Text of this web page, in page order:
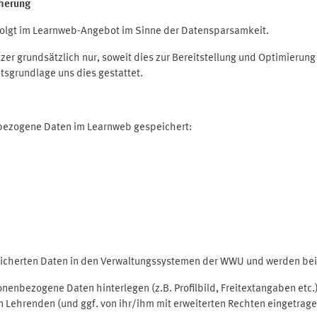
im Learnweb-Angebot im Sinne der Datensparsamkeit.
grundsätzlich nur, soweit dies zur Bereitstellung und
uns dies gestattet.
Daten im Learnweb gespeichert:
Daten in den Verwaltungssystemen der WWU und werden
Daten hinterlegen (z.B. Profilbild, Freitextangaben
(und ggf. von ihr/ihm mit erweiterten Rechten